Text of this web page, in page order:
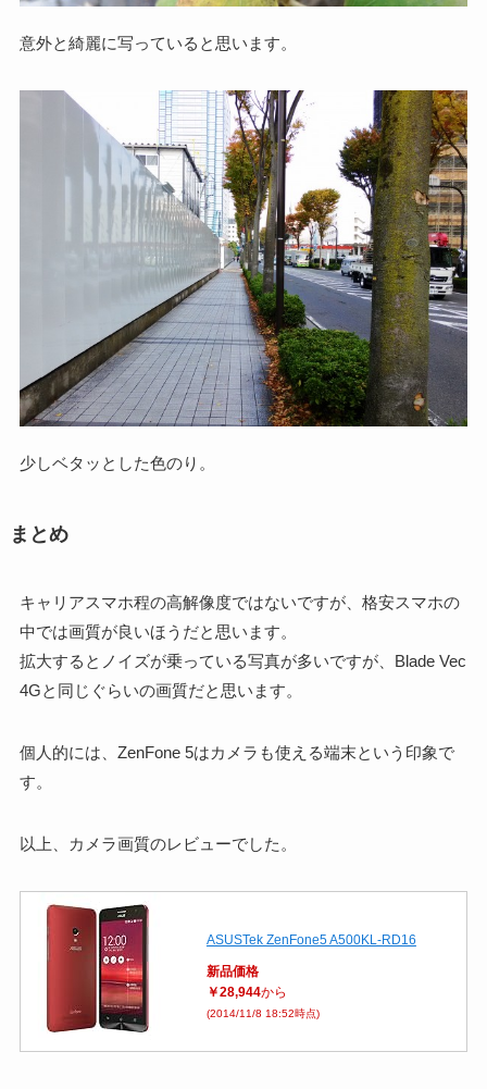
意外と綺麗に写っていると思います。
少しベタッとした色のり。
まとめ
キャリアスマホ程の高解像度ではないですが、格安スマホの
中では画質が良いほうだと思います。
拡大するとノイズが乗っている写真が多いですが、Blade Vec
4Gと同じぐらいの画質だと思います。
個人的には、ZenFone 5はカメラも使える端末という印象で
す。
以上、カメラ画質のレビューでした。
ASUSTek ZenFone5 A500KL-RD16
新品価格
￥28,944から
(2014/11/8 18:52時点)